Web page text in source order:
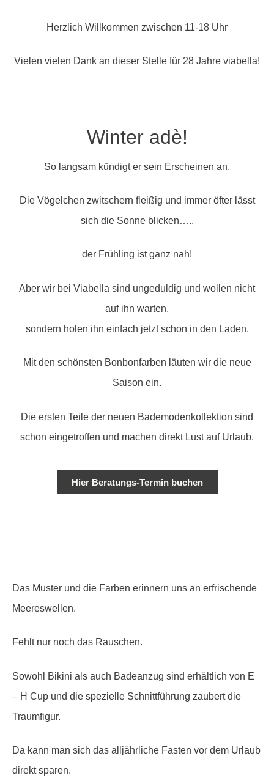
Herzlich Willkommen zwischen 11-18 Uhr
Vielen vielen Dank an dieser Stelle für 28 Jahre viabella!
Winter adè!
So langsam kündigt er sein Erscheinen an.
Die Vögelchen zwitschern fleißig und immer öfter lässt
sich die Sonne blicken…..
der Frühling ist ganz nah!
Aber wir bei Viabella sind ungeduldig und wollen nicht
auf ihn warten,
sondern holen ihn einfach jetzt schon in den Laden.
Mit den schönsten Bonbonfarben läuten wir die neue
Saison ein.
Die ersten Teile der neuen Bademodenkollektion sind
schon eingetroffen und machen direkt Lust auf Urlaub.
Hier Beratungs-Termin buchen
Das Muster und die Farben erinnern uns an erfrischende
Meereswellen.
Fehlt nur noch das Rauschen.
Sowohl Bikini als auch Badeanzug sind erhältlich von E
– H Cup und die spezielle Schnittführung zaubert die
Traumfigur.
Da kann man sich das alljährliche Fasten vor dem Urlaub
direkt sparen.